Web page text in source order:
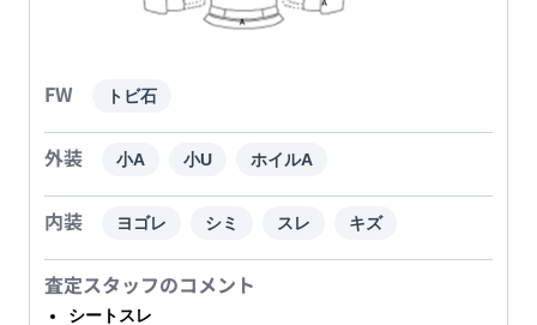
FW トビ石
外装 小A 小U ホイルA
内装 ヨゴレ シミ スレ キズ
査定スタッフのコメント
シートスレ